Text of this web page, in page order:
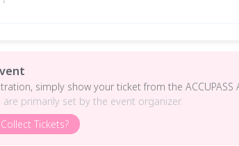
simply show your ticket from the ACCUPASS
are primarily set by the event organizer.
Tickets?